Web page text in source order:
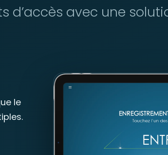
d’accès avec une
le